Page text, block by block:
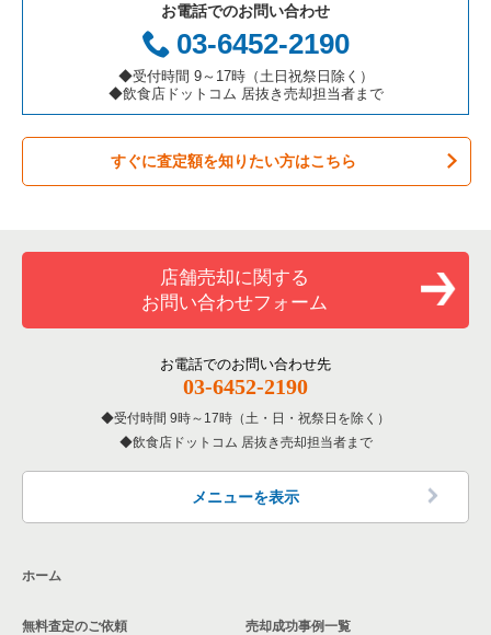
お弁当・惣菜・デリの居抜き売却物件の案件一覧
カラオケ・パブ・スナックの居抜き売却物件の案件一覧
バーの居抜き売却物件の案件一覧
居酒屋・ダイニングバーの居抜き売却物件の案件一覧
洋食の居抜き売却物件の案件一覧
その他の居抜き売却物件の案件一覧
三重県の飲食店の居抜き売却物件の案件一覧
大阪市都島区の飲食店の居抜き売却物件の案件一覧
大阪市阿倍野区の飲食店の居抜き売却物件の案件一覧
東大阪市の飲食店の居抜き売却物件の案件一覧
吹田市の飲食店の居抜き売却物件の案件一覧
大阪市東住吉区の飲食店の居抜き売却物件の案件一覧
門真市の飲食店の居抜き売却物件の案件一覧
大阪市天王寺区の飲食店の居抜き売却物件の案件一覧
高石市の飲食店の居抜き売却物件の案件一覧
大阪府のアジア料理の居抜き売却物件の案件一覧
大阪府のカフェの居抜き売却物件の案件一覧
大阪府のテイクアウトの居抜き売却物件の案件一覧
大阪府のお弁当・惣菜・デリの居抜き売却物件の案件一覧
大阪府のバーの居抜き売却物件の案件一覧
大阪府の居酒屋・ダイニングバーの居抜き売却物件の案件一覧
大阪府の和食の居抜き売却物件の案件一覧
大阪府の洋食の居抜き売却物件の案件一覧
大阪府のその他の居抜き売却物件の案件一覧
大阪市淀川区のバーの居抜き売却物件の案件一覧
大阪市淀川区の居酒屋・ダイニングバーの居抜き売却物件の案
お電話でのお問い合わせ
03-6452-2190
◆受付時間 9～17時（土日祝祭日除く）
◆飲食店ドットコム 居抜き売却担当者まで
すぐに査定額を知りたい方はこちら
店舗売却に関する
お問い合わせフォーム
お電話でのお問い合わせ先
03-6452-2190
受付時間 9時～17時（土・日・祝祭日を除く）
飲食店ドットコム 居抜き売却担当者まで
メニューを表示
ホーム
無料査定のご依頼 売却成功事例一覧